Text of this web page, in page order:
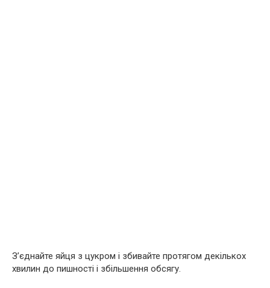
З’єднайте яйця з цукром і збивайте протягом декількох
хвилин до пишності і збільшення обсягу.